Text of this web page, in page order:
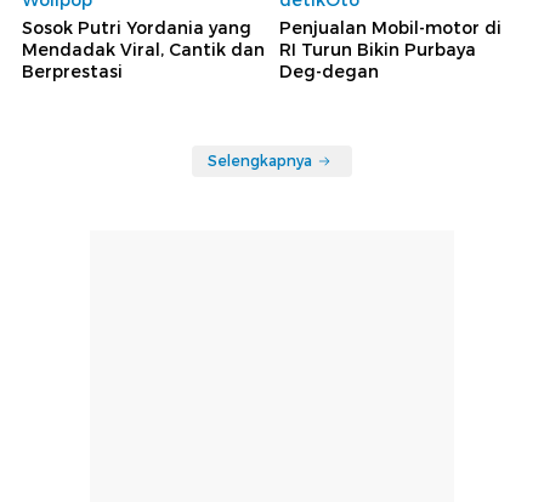
Sosok Putri Yordania yang
Mendadak Viral, Cantik dan
Berprestasi
Penjualan Mobil-motor di
RI Turun Bikin Purbaya
Deg-degan
Selengkapnya